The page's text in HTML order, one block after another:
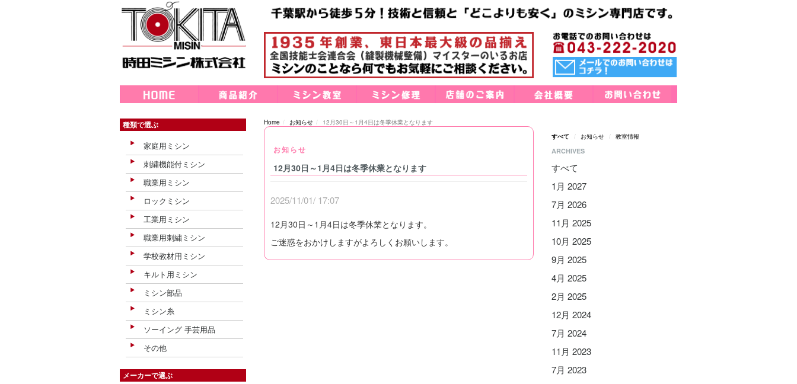
Home お知らせ 12月30日～1月4日は冬季休業となります
お知らせ
12月30日～1月4日は冬季休業となります
2025/11/01/ 17:07
12月30日～1月4日は冬季休業となります。
ご迷惑をおかけしますがよろしくお願いします。
すべて お知らせ 教室情報
ARCHIVES
すべて
1月 2027
7月 2026
11月 2025
10月 2025
9月 2025
4月 2025
2月 2025
12月 2024
7月 2024
11月 2023
7月 2023
種類で選ぶ
家庭用ミシン
刺繍機能付ミシン
職業用ミシン
ロックミシン
工業用ミシン
職業用刺繍ミシン
学校教材用ミシン
キルト用ミシン
ミシン部品
ミシン糸
ソーイング 手芸用品
その他
メーカーで選ぶ